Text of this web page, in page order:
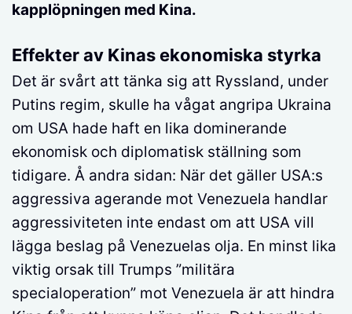
kapplöpningen med Kina.
Effekter av Kinas ekonomiska styrka
Det är svårt att tänka sig att Ryssland, under
Putins regim, skulle ha vågat angripa Ukraina
om USA hade haft en lika dominerande
ekonomisk och diplomatisk ställning som
tidigare. Å andra sidan: När det gäller USA:s
aggressiva agerande mot Venezuela handlar
aggressiviteten inte endast om att USA vill
lägga beslag på Venezuelas olja. En minst lika
viktig orsak till Trumps ”militära
specialoperation” mot Venezuela är att hindra